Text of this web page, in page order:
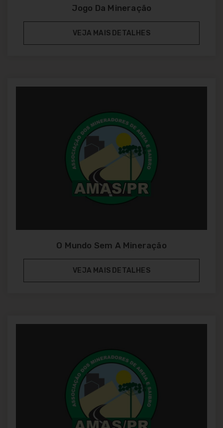
Jogo Da Mineração
VEJA MAIS DETALHES
O Mundo Sem A Mineração
VEJA MAIS DETALHES